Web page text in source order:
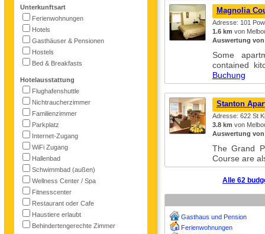
Unterkunftsart
Ferienwohnungen
Hotels
Gasthäuser & Pensionen
Hostels
Bed & Breakfasts
Hotelausstattung
Flughafenshuttle
Nichtraucherzimmer
Familienzimmer
Parkplatz
Internet-Zugang
WiFi Zugang
Hallenbad
Schwimmbad (außen)
Wellness Center / Spa
Fitnesscenter
Restaurant oder Cafe
Haustiere erlaubt
Behindertengerechte Zimmer
Magnolia
Adresse: 101
1.6 km von
Auswertung
Some
contained
Buchung
Stanton
Adresse: 622 St
3.8 km von
Auswertung
The Grand
Course are
Alle 62
Gasthaus und Pension
Ferienwohnungen